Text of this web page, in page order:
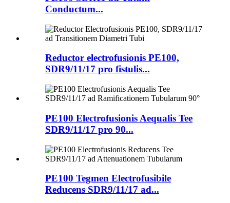
Conductum...
Reductor electrofusionis PE100,
SDR9/11/17 pro fistulis...
PE100 Electrofusionis Aequalis Tee
SDR9/11/17 pro 90...
PE100 Tegmen Electrofusibile
Reducens SDR9/11/17 ad...